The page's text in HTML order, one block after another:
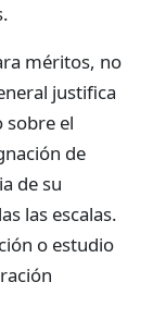
méritos, no
justifica
sobre el
de
de su
las escalas.
o estudio